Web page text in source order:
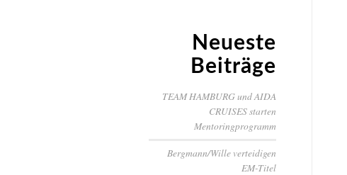
Neueste
Beiträge
TEAM HAMBURG und AIDA
CRUISES starten
Mentoringprogramm
Bergmann/Wille verteidigen
EM-Titel